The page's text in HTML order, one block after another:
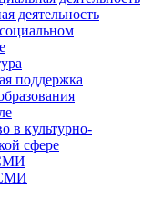
деятельность
поддержка
в культурно-
сфере